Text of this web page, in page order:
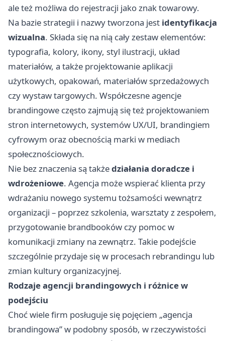
ale też możliwa do rejestracji jako znak towarowy.
Na bazie strategii i nazwy tworzona jest identyfikacja
wizualna. Składa się na nią cały zestaw elementów:
typografia, kolory, ikony, styl ilustracji, układ
materiałów, a także projektowanie aplikacji
użytkowych, opakowań, materiałów sprzedażowych
czy wystaw targowych. Współczesne agencje
brandingowe często zajmują się też projektowaniem
stron internetowych, systemów UX/UI, brandingiem
cyfrowym oraz obecnością marki w mediach
społecznościowych.
Nie bez znaczenia są takżedziałania doradcze i
wdrożeniowe. Agencja może wspierać klienta przy
wdrażaniu nowego systemu tożsamości wewnątrz
organizacji – poprzez szkolenia, warsztaty z zespołem,
przygotowanie brandbooków czy pomoc w
komunikacji zmiany na zewnątrz. Takie podejście
szczególnie przydaje się w procesach rebrandingu lub
zmian kultury organizacyjnej.
Rodzaje agencji brandingowych i różnice w
podejściu
Choć wiele firm posługuje się pojęciem „agencja
brandingowa” w podobny sposób, w rzeczywistości